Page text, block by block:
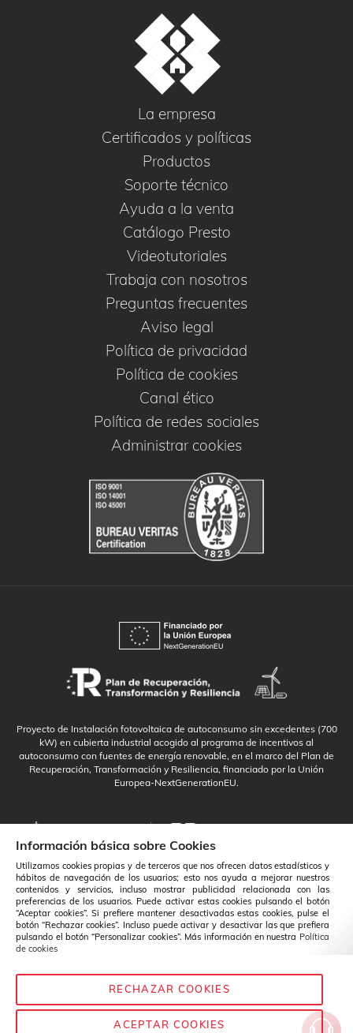
La empresa
Certificados y políticas
Productos
Soporte técnico
Ayuda a la venta
Catálogo Presto
Videotutoriales
Trabaja con nosotros
Preguntas frecuentes
Aviso legal
Política de privacidad
Política de cookies
Canal ético
Política de redes sociales
Administrar cookies
Proyecto de Instalación fotovoltaica de autoconsumo sin excedentes (700
kW) en cubierta industrial acogido al programa de incentivos al
autoconsumo con fuentes de energía renovable, en el marco del Plan de
Recuperación, Transformación y Resiliencia, financiado por la Unión
Europea-NextGenerationEU.
Español Cambio
Información básica sobre Cookies
Utilizamos cookies propias y de terceros que nos ofrecen datos estadísticos y
hábitos de navegación de los usuarios; esto nos ayuda a mejorar nuestros
contenidos y servicios, incluso mostrar publicidad relacionada con las
preferencias de los usuarios. Puede activar estas cookies pulsando el botón
“Aceptar cookies”. Si prefiere mantener desactivadas estas cookies, pulse el
botón “Rechazar cookies”. Incluso puede activar y desactivar las que prefiera
pulsando el botón “Personalizar cookies”. Más información en nuestra Política
de cookies
RECHAZAR COOKIES
ACEPTAR COOKIES